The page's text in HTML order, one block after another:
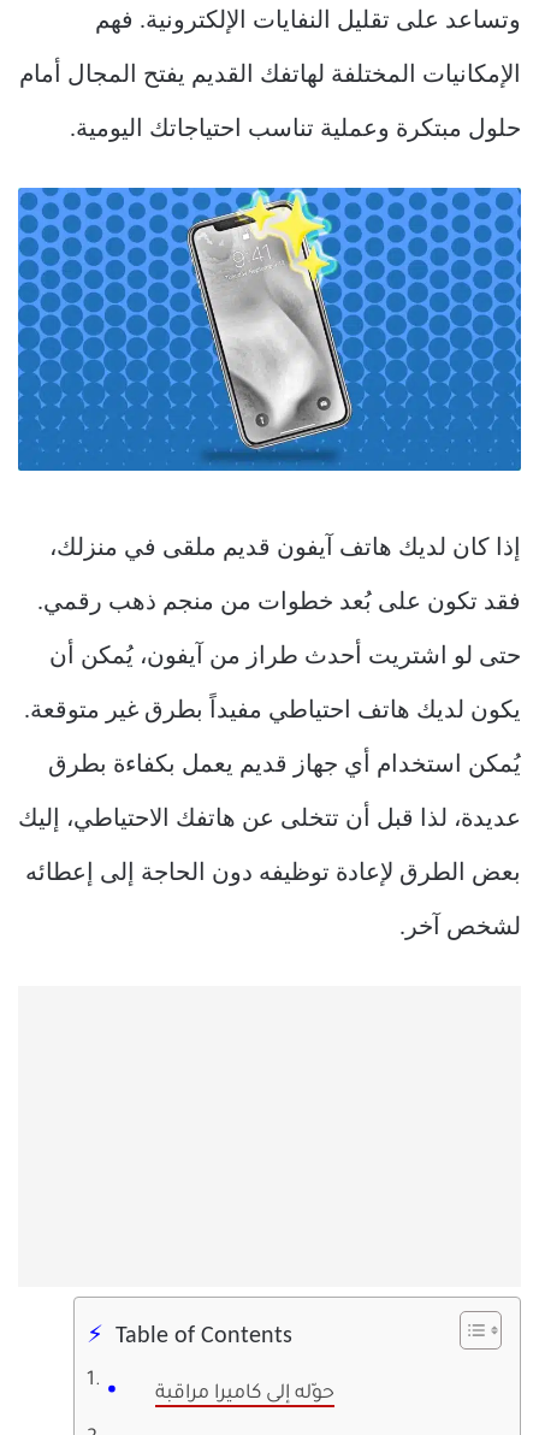
وتساعد على تقليل النفايات الإلكترونية. فهم
الإمكانيات المختلفة لهاتفك القديم يفتح المجال أمام
حلول مبتكرة وعملية تناسب احتياجاتك اليومية.
إذا كان لديك هاتف آيفون قديم ملقى في منزلك،
فقد تكون على بُعد خطوات من منجم ذهب رقمي.
حتى لو اشتريت أحدث طراز من آيفون، يُمكن أن
يكون لديك هاتف احتياطي مفيداً بطرق غير متوقعة.
يُمكن استخدام أي جهاز قديم يعمل بكفاءة بطرق
عديدة، لذا قبل أن تتخلى عن هاتفك الاحتياطي، إليك
بعض الطرق لإعادة توظيفه دون الحاجة إلى إعطائه
لشخص آخر.
Table of Contents
حوّله إلى كاميرا مراقبة